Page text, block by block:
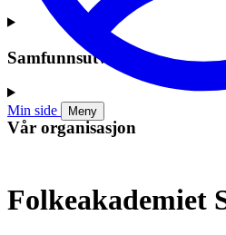
Min side Meny
Samfunnsutvikling
Vår organisasjon
Folkeakademiet